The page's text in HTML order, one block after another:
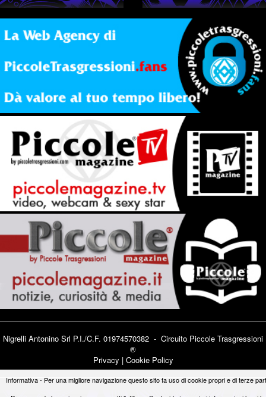
Nigrelli Antonino Srl P.I./C.F. 01974570382 - Circuito Piccole Trasgressioni
®
Privacy | Cookie Policy
Informativa - Per una migliore navigazione questo sito fa uso di cookie propri e di terze